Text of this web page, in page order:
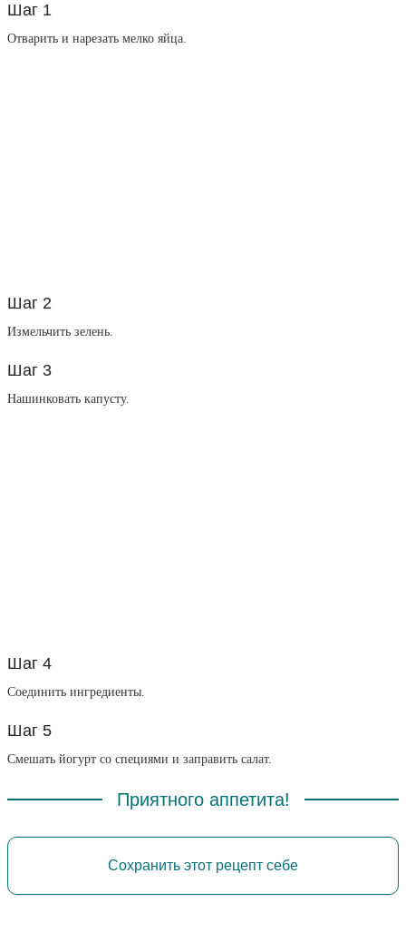
Шаг 1
Отварить и нарезать мелко яйца.
Шаг 2
Измельчить зелень.
Шаг 3
Нашинковать капусту.
Шаг 4
Соединить ингредиенты.
Шаг 5
Смешать йогурт со специями и заправить салат.
Приятного аппетита!
Сохранить этот рецепт себе